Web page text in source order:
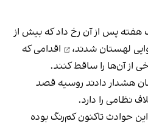
پس از آن رخ داد که بیش از
اقدامی که
از آن‌ها را ساقط کنند.
هشدار دادند روسیه قصد
نظامی را دارد.
حوادث تاکنون کم‌رنگ بوده